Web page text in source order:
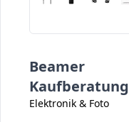
Beamer
Kaufberatung
Elektronik & Foto